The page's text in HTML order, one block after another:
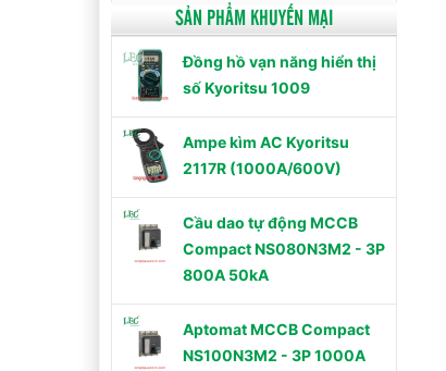
SẢN PHẨM KHUYẾN MẠI
Đồng hồ vạn năng hiển thị
số Kyoritsu 1009
Ampe kìm AC Kyoritsu
2117R (1000A/600V)
Cầu dao tự động MCCB
Compact NS080N3M2 - 3P
800A 50kA
Aptomat MCCB Compact
NS100N3M2 - 3P 1000A